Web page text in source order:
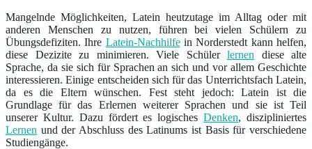
Mangelnde Möglichkeiten, Latein heutzutage im Alltag oder mit
anderen Menschen zu nutzen, führen bei vielen Schülern zu
Übungsdefiziten. Ihre Latein-Nachhilfein Norderstedt kann helfen,
diese Dezizite zu minimieren. Viele Schüler lernen diese alte
Sprache, da sie sich für Sprachen an sich und vor allem Geschichte
interessieren. Einige entscheiden sich für das Unterrichtsfach Latein,
da es die Eltern wünschen. Fest steht jedoch: Latein ist die
Grundlage für das Erlernen weiterer Sprachen und sie ist Teil
unserer Kultur. Dazu fördert es logischesDenken, diszipliniertes
Lernen und der Abschluss des Latinums ist Basis für verschiedene
Studiengänge.